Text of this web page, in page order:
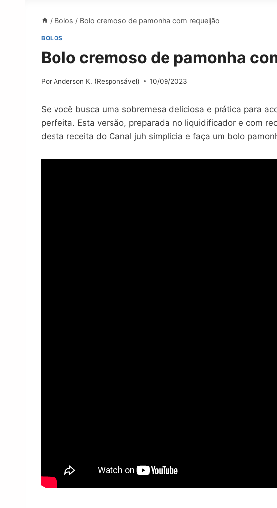
/ Bolos / Bolo cremoso de pamonha com requeijão
BOLOS
Bolo cremoso de pamonha
Por Anderson K. (Responsável) 10/09/2023
Se você busca uma sobremesa deliciosa e prática para
perfeita. Esta versão, preparada no liquidificador e com
desta receita do Canal juh simplicia e faça um bolo